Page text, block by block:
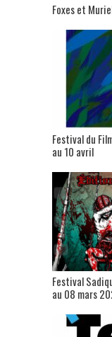
Foxes et
Festival du
au 10 avril
Festival
au 08 mars